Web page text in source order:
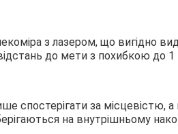
з лазером, що вигідно
до мети з похибкою до 1
спостерігати за місцевістю,
на внутрішньому